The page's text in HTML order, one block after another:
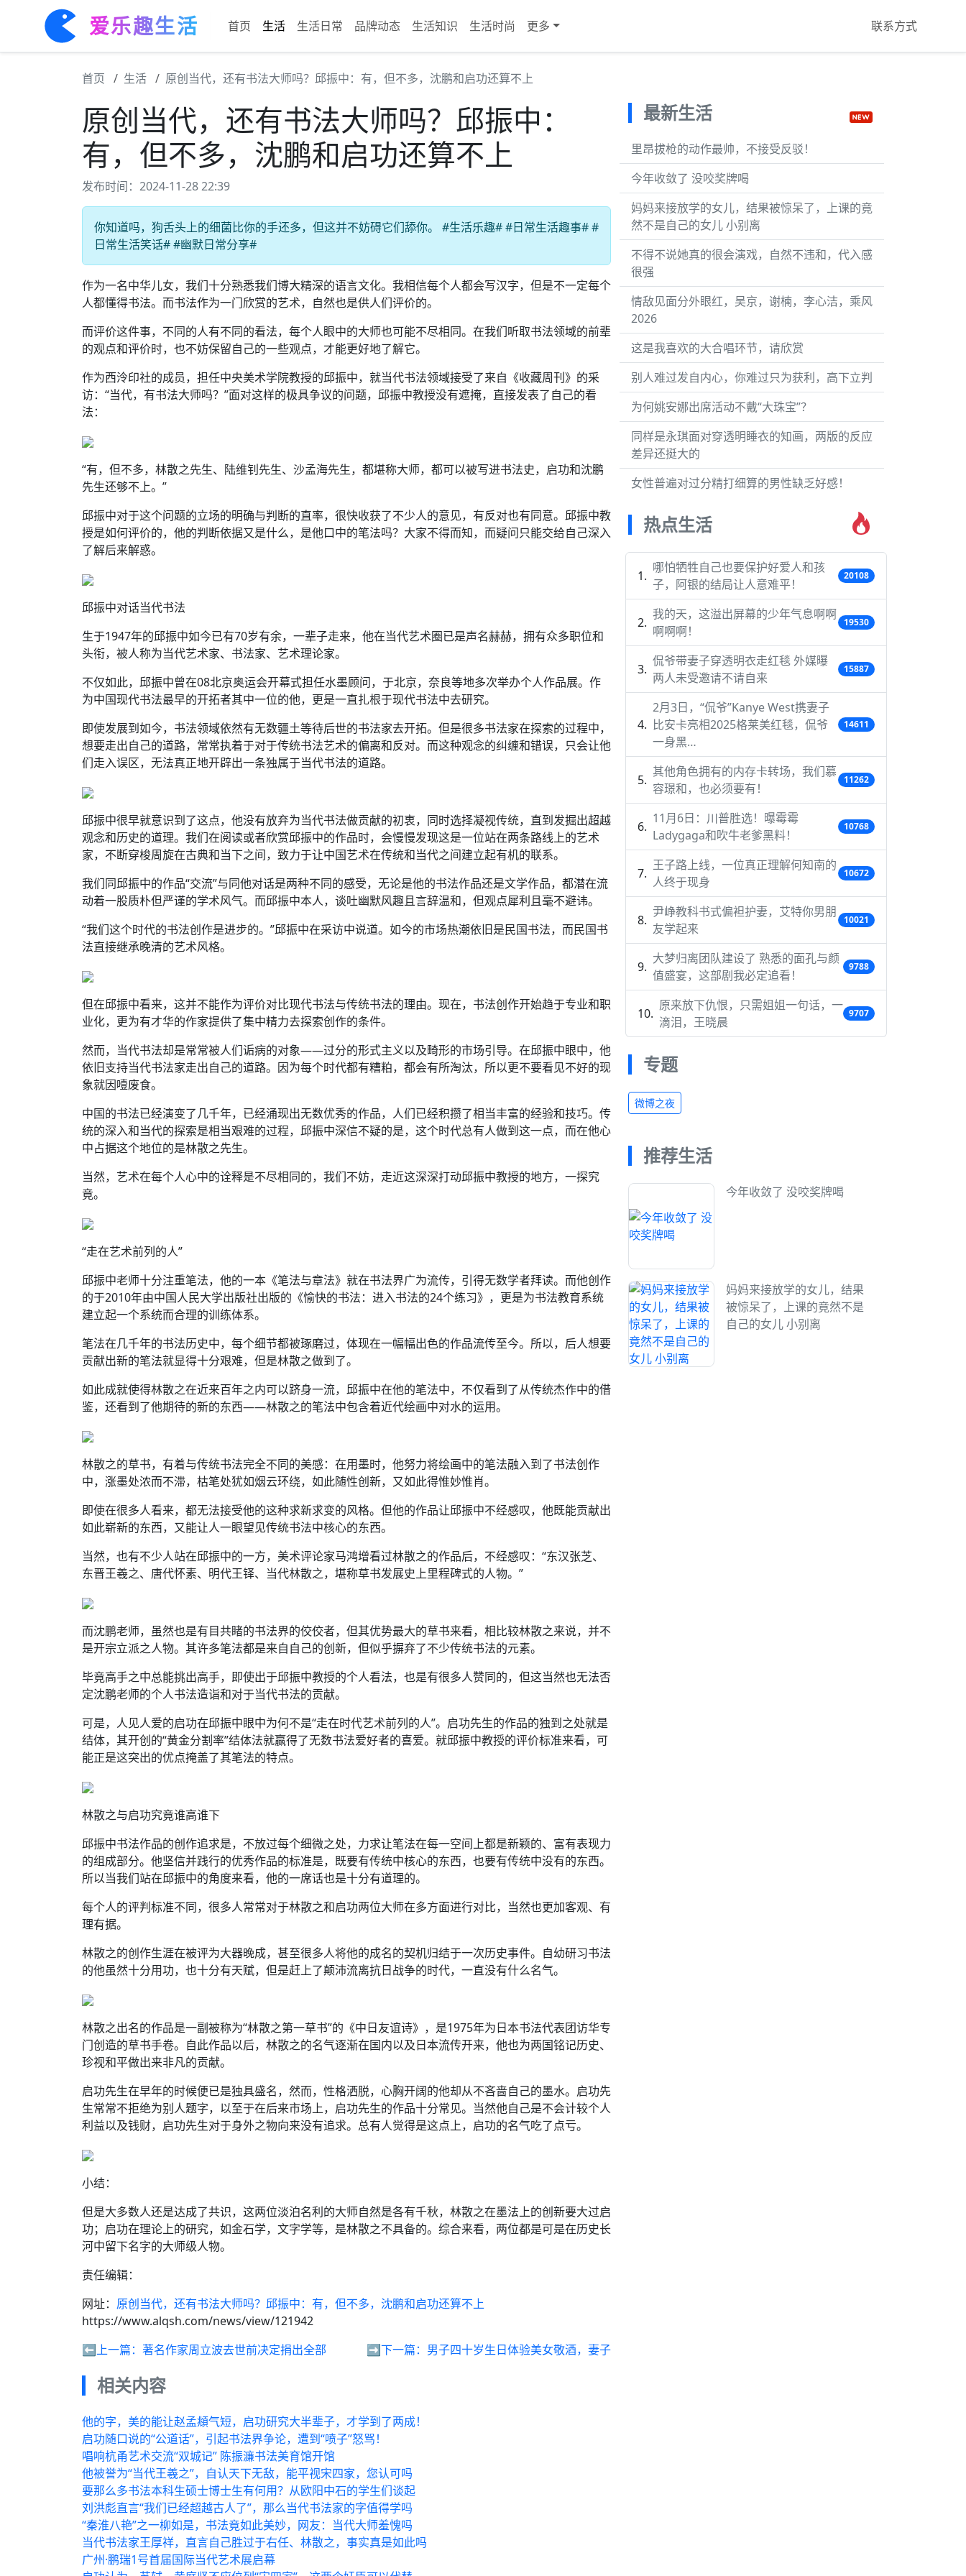
爱乐趣生活 首页 生活 生活日常 品牌动态 生活知识 生活时尚 更多 联系方式
首页 生活 原创当代，还有书法大师吗？邱振中：有，但不多，沈鹏和启功还算不上
原创当代，还有书法大师吗？邱振中：
有，但不多，沈鹏和启功还算不上
发布时间：2024-11-28 22:39
你知道吗，狗舌头上的细菌比你的手还多，但这并不妨碍它们舔你。 #生活乐趣# #日常生活趣事# #
日常生活笑话# #幽默日常分享#
作为一名中华儿女，我们十分熟悉我们博大精深的语言文化。我相信每个人都会写汉字，但是不一定每个
人都懂得书法。而书法作为一门欣赏的艺术，自然也是供人们评价的。
而评价这件事，不同的人有不同的看法，每个人眼中的大师也可能不尽相同。在我们听取书法领域的前辈
的观点和评价时，也不妨保留自己的一些观点，才能更好地了解它。
作为西泠印社的成员，担任中央美术学院教授的邱振中，就当代书法领域接受了来自《收藏周刊》的采
访：“当代，有书法大师吗？”面对这样的极具争议的问题，邱振中教授没有遮掩，直接发表了自己的看
法：
“有，但不多，林散之先生、陆维钊先生、沙孟海先生，都堪称大师，都可以被写进书法史，启功和沈鹏
先生还够不上。”
邱振中对于这个问题的立场的明确与判断的直率，很快收获了不少人的意见，有反对也有同意。邱振中教
授是如何评价的，他的判断依据又是什么，是他口中的笔法吗？大家不得而知，而疑问只能交给自己深入
了解后来解惑。
邱振中对话当代书法
生于1947年的邱振中如今已有70岁有余，一辈子走来，他在当代艺术圈已是声名赫赫，拥有众多职位和
头衔，被人称为当代艺术家、书法家、艺术理论家。
不仅如此，邱振中曾在08北京奥运会开幕式担任水墨顾问，于北京，奈良等地多次举办个人作品展。作
为中国现代书法最早的开拓者其中一位的他，更是一直扎根于现代书法中去研究。
即使发展到如今，书法领域依然有无数疆土等待后世的书法家去开拓。但是很多书法家在探索的过程中，
想要走出自己的道路，常常执着于对于传统书法艺术的偏离和反对。而这种观念的纠缠和错误，只会让他
们走入误区，无法真正地开辟出一条独属于当代书法的道路。
邱振中很早就意识到了这点，他没有放弃为当代书法做贡献的初衷，同时选择凝视传统，直到发掘出超越
观念和历史的道理。我们在阅读或者欣赏邱振中的作品时，会慢慢发现这是一位站在两条路线上的艺术
家，不断穿梭周旋在古典和当下之间，致力于让中国艺术在传统和当代之间建立起有机的联系。
我们同邱振中的作品“交流”与同他对话是两种不同的感受，无论是他的书法作品还是文学作品，都潜在流
动着一股质朴但严谨的学术风气。而邱振中本人，谈吐幽默风趣且言辞温和，但观点犀利且毫不避讳。
“我们这个时代的书法创作是进步的。”邱振中在采访中说道。如今的市场热潮依旧是民国书法，而民国书
法直接继承晚清的艺术风格。
但在邱振中看来，这并不能作为评价对比现代书法与传统书法的理由。现在，书法创作开始趋于专业和职
业化，更为有才华的作家提供了集中精力去探索创作的条件。
然而，当代书法却是常常被人们诟病的对象——过分的形式主义以及畸形的市场引导。在邱振中眼中，他
依旧支持当代书法家走出自己的道路。因为每个时代都有糟粕，都会有所淘汰，所以更不要看见不好的现
象就因噎废食。
中国的书法已经演变了几千年，已经涌现出无数优秀的作品，人们已经积攒了相当丰富的经验和技巧。传
统的深入和当代的探索是相当艰难的过程，邱振中深信不疑的是，这个时代总有人做到这一点，而在他心
中占据这个地位的是林散之先生。
当然，艺术在每个人心中的诠释是不尽相同的，我们不妨，走近这深深打动邱振中教授的地方，一探究
竟。
“走在艺术前列的人”
邱振中老师十分注重笔法，他的一本《笔法与章法》就在书法界广为流传，引得无数学者拜读。而他创作
的于2010年由中国人民大学出版社出版的《愉快的书法：进入书法的24个练习》，更是为书法教育系统
建立起一个系统而合理的训练体系。
笔法在几千年的书法历史中，每个细节都被琢磨过，体现在一幅幅出色的作品流传至今。所以，后人想要
贡献出新的笔法就显得十分艰难，但是林散之做到了。
如此成就使得林散之在近来百年之内可以跻身一流，邱振中在他的笔法中，不仅看到了从传统杰作中的借
鉴，还看到了他期待的新的东西——林散之的笔法中包含着近代绘画中对水的运用。
林散之的草书，有着与传统书法完全不同的美感：在用墨时，他努力将绘画中的笔法融入到了书法创作
中，涨墨处浓而不滞，枯笔处犹如烟云环绕，如此随性创新，又如此得惟妙惟肖。
即使在很多人看来，都无法接受他的这种求新求变的风格。但他的作品让邱振中不经感叹，他既能贡献出
如此崭新的东西，又能让人一眼望见传统书法中核心的东西。
当然，也有不少人站在邱振中的一方，美术评论家马鸿增看过林散之的作品后，不经感叹：“东汉张芝、
东晋王羲之、唐代怀素、明代王铎、当代林散之，堪称草书发展史上里程碑式的人物。”
而沈鹏老师，虽然也是有目共睹的书法界的佼佼者，但其优势最大的草书来看，相比较林散之来说，并不
是开宗立派之人物。其许多笔法都是来自自己的创新，但似乎摒弃了不少传统书法的元素。
毕竟高手之中总能挑出高手，即使出于邱振中教授的个人看法，也是有很多人赞同的，但这当然也无法否
定沈鹏老师的个人书法造诣和对于当代书法的贡献。
可是，人见人爱的启功在邱振中眼中为何不是“走在时代艺术前列的人”。启功先生的作品的独到之处就是
结体，其开创的“黄金分割率”结体法就赢得了无数书法爱好者的喜爱。就邱振中教授的评价标准来看，可
能正是这突出的优点掩盖了其笔法的特点。
林散之与启功究竟谁高谁下
邱振中书法作品的创作追求是，不放过每个细微之处，力求让笔法在每一空间上都是新颖的、富有表现力
的组成部分。他坚信并践行的优秀作品的标准是，既要有传统中核心的东西，也要有传统中没有的东西。
所以当我们站在邱振中的角度来看，他的一席话也是十分有道理的。
每个人的评判标准不同，很多人常常对于林散之和启功两位大师在多方面进行对比，当然也更加客观、有
理有据。
林散之的创作生涯在被评为大器晚成，甚至很多人将他的成名的契机归结于一次历史事件。自幼研习书法
的他虽然十分用功，也十分有天赋，但是赶上了颠沛流离抗日战争的时代，一直没有什么名气。
林散之出名的作品是一副被称为“林散之第一草书”的《中日友谊诗》，是1975年为日本书法代表团访华专
门创造的草书手卷。自此作品以后，林散之的名气逐渐在国内以及日本流传开来，他也为两国铭记历史、
珍视和平做出来非凡的贡献。
启功先生在早年的时候便已是独具盛名，然而，性格洒脱，心胸开阔的他却从不吝啬自己的墨水。启功先
生常常不拒绝为别人题字，以至于在后来市场上，启功先生的作品十分常见。当然他自己是不会计较个人
利益以及钱财，启功先生对于身外之物向来没有追求。总有人觉得是这点上，启功的名气吃了点亏。
小结：
但是大多数人还是达成了共识，这两位淡泊名利的大师自然是各有千秋，林散之在墨法上的创新要大过启
功；启功在理论上的研究，如金石学，文字学等，是林散之不具备的。综合来看，两位都是可是在历史长
河中留下名字的大师级人物。
责任编辑：
网址： 原创当代，还有书法大师吗？邱振中：有，但不多，沈鹏和启功还算不上
https://www.alqsh.com/news/view/121942
⬅️上一篇： 著名作家周立波去世前决定捐出全部 ➡️下一篇： 男子四十岁生日体验美女敬酒，妻子
相关内容
他的字，美的能让赵孟頫气短，启功研究大半辈子，才学到了两成！
启功随口说的“公道话”，引起书法界争论，遭到“喷子”怒骂！
唱响杭甬艺术交流“双城记” 陈振濂书法美育馆开馆
他被誉为“当代王羲之”，自认天下无敌，能平视宋四家，您认可吗
要那么多书法本科生硕士博士生有何用？从欧阳中石的学生们谈起
刘洪彪直言“我们已经超越古人了”，那么当代书法家的字值得学吗
“秦淮八艳”之一柳如是，书法竟如此美妙，网友：当代大师羞愧吗
当代书法家王厚祥，直言自己胜过于右任、林散之，事实真是如此吗
广州·鹏瑞1号首届国际当代艺术展启幕
最新生活
里昂拔枪的动作最帅，不接受反驳！
今年收敛了 没咬奖牌喝
妈妈来接放学的女儿，结果被惊呆了，上课的竟
然不是自己的女儿 小别离
不得不说她真的很会演戏，自然不违和，代入感
很强
情敌见面分外眼红，吴京，谢楠，李心洁，乘风
2026
这是我喜欢的大合唱环节，请欣赏
别人难过发自内心，你难过只为获利，高下立判
为何姚安娜出席活动不戴“大珠宝”？
同样是永琪面对穿透明睡衣的知画，两版的反应
差异还挺大的
女性普遍对过分精打细算的男性缺乏好感！
热点生活
哪怕牺牲自己也要保护好爱人和孩
子，阿银的结局让人意难平！
20108
我的天，这溢出屏幕的少年气息啊啊
啊啊啊！
19530
侃爷带妻子穿透明衣走红毯 外媒曝
两人未受邀请不请自来
15887
2月3日，“侃爷”Kanye West携妻子
比安卡亮相2025格莱美红毯，侃爷
一身黑…
14611
其他角色拥有的内存卡转场，我们慕
容璟和，也必须要有！
11262
11月6日：川普胜选！曝霉霉
Ladygaga和吹牛老爹黑料！
10768
王子路上线，一位真正理解何知南的
人终于现身
10672
尹峥教科书式偏袒护妻，艾特你男朋
友学起来
10021
大梦归离团队建设了 熟悉的面孔与颜
值盛宴，这部剧我必定追看！
9788
原来放下仇恨，只需姐姐一句话，一
滴泪，王晓晨
9707
专题
微博之夜
推荐生活
今年收敛了 没咬奖牌喝
妈妈来接放学的女儿，结果
被惊呆了，上课的竟然不是
自己的女儿 小别离